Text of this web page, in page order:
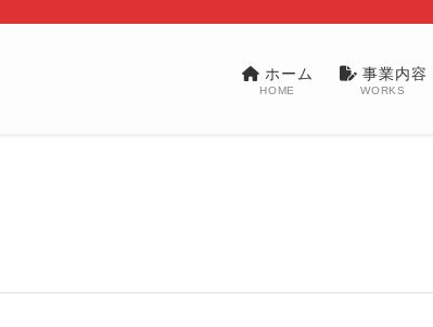
ホーム
HOME
事業内容
WORKS